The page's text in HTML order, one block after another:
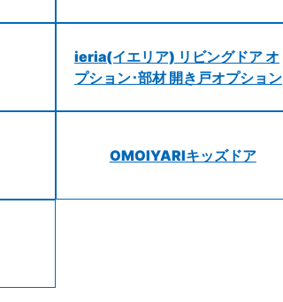
ieria(イエリア) リビングドア オ
プション･部材 開き戸オプション
OMOIYARIキッズドア